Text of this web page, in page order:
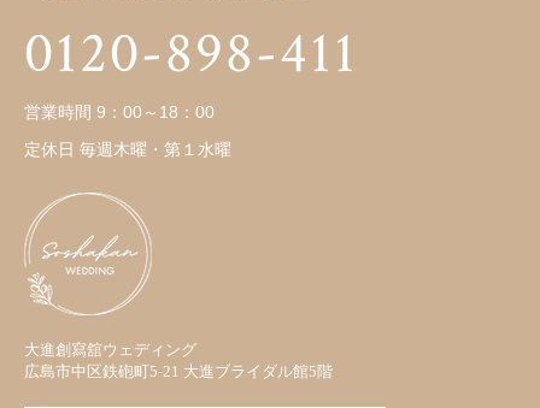
0120-898-411
営業時間 9：00～18：00
定休日 毎週木曜・第１水曜
大進創寫舘ウェディング
広島市中区鉄砲町5-21 大進ブライダル館5階